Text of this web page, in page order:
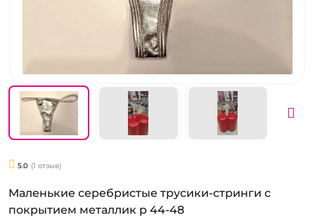
5.0 (1 отзыв)
Маленькие серебристые трусики-стринги с
покрытием металлик р 44-48